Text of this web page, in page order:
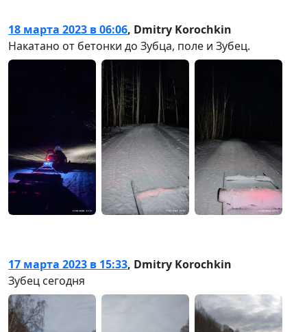
18 марта 2023 в 06:06, Dmitry Korochkin
Накатано от бетонки до Зубца, поле и Зубец.
17 марта 2023 в 15:33, Dmitry Korochkin
Зубец сегодня